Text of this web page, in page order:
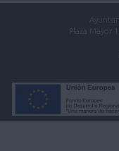
Plaza Mayor